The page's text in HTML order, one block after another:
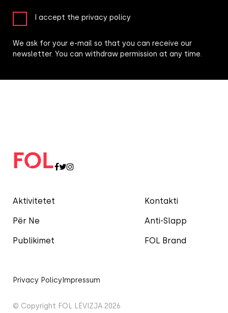
Aktivitetet
Për Ne
Publikimet
Kontakti
Anti-Slapp
FOL Brand
© Copyright FOL LËVIZJA 2026
Privacy PolicyImpressum
I accept the privacy policy
We ask for your e-mail so that you can receive our
newsletter. You can withdraw permission at any time.